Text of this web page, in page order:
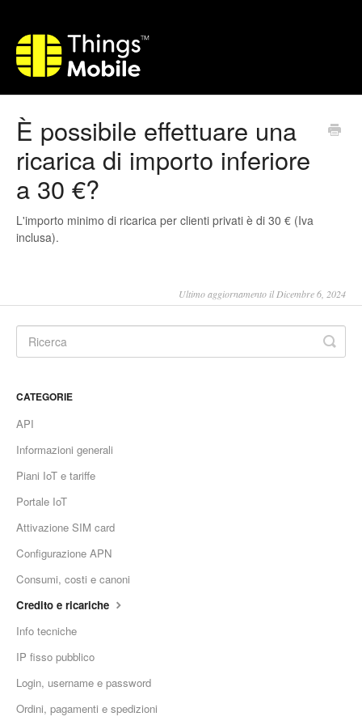
È possibile effettuare una
ricarica di importo inferiore
a 30 €?
L'importo minimo di ricarica per clienti privati è di 30 € (Iva
inclusa).
Ultimo aggiornamento il Dicembre 6, 2024
CATEGORIE
API
Informazioni generali
Piani IoT e tariffe
Portale IoT
Attivazione SIM card
Configurazione APN
Consumi, costi e canoni
Credito e ricariche
Info tecniche
IP fisso pubblico
Login, username e password
Ordini, pagamenti e spedizioni